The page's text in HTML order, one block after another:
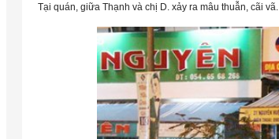
Tại quán, giữa Thạnh và chị D. xảy ra mâu thuẫn, cãi vã.